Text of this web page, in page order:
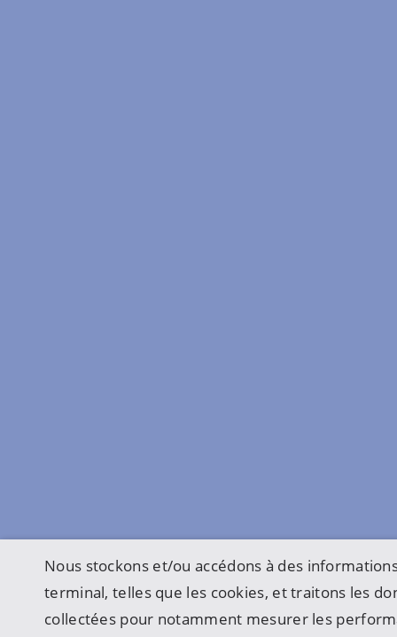
Nous stockons et/ou accédons à des
terminal, telles que les cookies, et traitons les
collectées pour notamment mesurer les